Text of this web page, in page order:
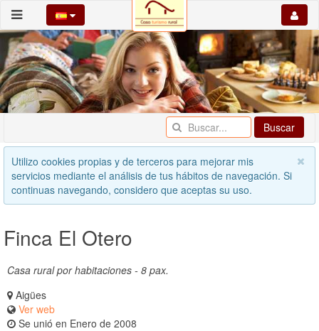
Buscar
Utilizo cookies propias y de terceros para mejorar mis
servicios mediante el análisis de tus hábitos de navegación. Si
continuas navegando, considero que aceptas su uso.
Finca El Otero
Casa rural por habitaciones - 8 pax.
Aigües
Ver web
Se unió en Enero de 2008